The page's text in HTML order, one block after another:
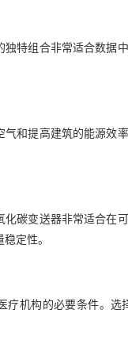
独特组合非常适合数据
气和提高建筑的能源效
化碳变送器非常适合在
定性。
疗机构的必要条件。